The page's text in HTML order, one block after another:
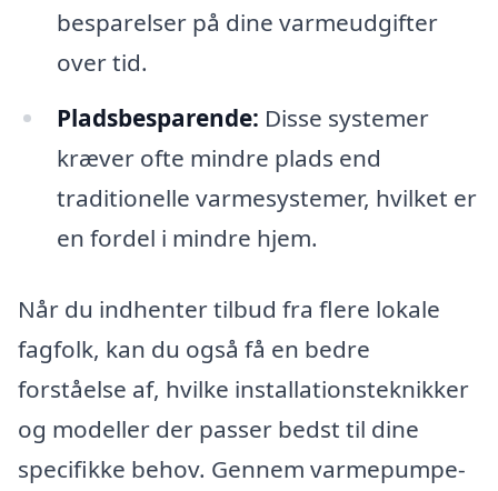
besparelser på dine varmeudgifter
over tid.
Pladsbesparende: Disse systemer
kræver ofte mindre plads end
traditionelle varmesystemer, hvilket er
en fordel i mindre hjem.
Når du indhenter tilbud fra flere lokale
fagfolk, kan du også få en bedre
forståelse af, hvilke installationsteknikker
og modeller der passer bedst til dine
specifikke behov. Gennem varmepumpe-